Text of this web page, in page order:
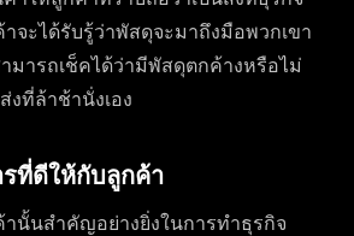
จะได้รับรู้ว่าพัสดุจะมาถึงมือพวกเขา
มารถเช็คได้ว่ามีพัสดุตกค้างหรือไม่
งที่ล้าช้านั่งเอง
รที่ดีให้กับลูกค้า
นั้นสำคัญอย่างยิ่งในการทำธุรกิจ